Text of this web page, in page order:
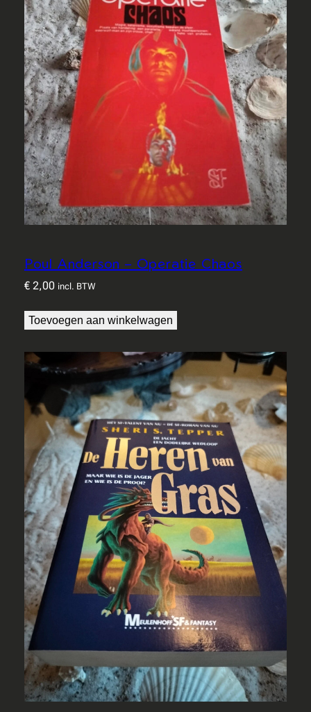
e
t
P
a
r
a
d
i
j
s
a
a
n
t
Poul Anderson – Operatie Chaos
€2,00 incl. BTW
Toevoegen aan winkelwagen